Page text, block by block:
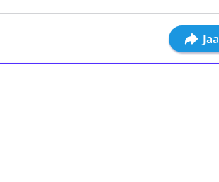
Jaa